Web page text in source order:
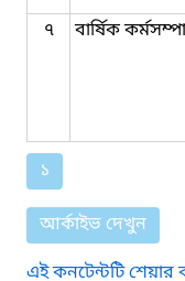
৭ বার্ষিক
১
আর্কাইভ দেখুন
এই কনটেন্টটি